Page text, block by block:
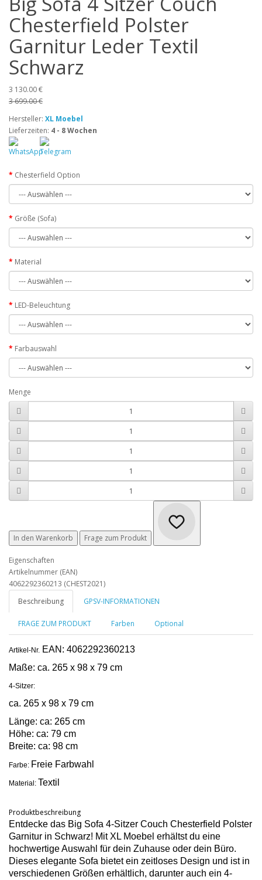
Chesterfield Polster
Garnitur Leder Textil
Schwarz
3 130.00 €
3 699.00 €
Hersteller: XL Moebel
Lieferzeiten: 4 - 8 Wochen
Chesterfield Option
Größe (Sofa)
Material
LED-Beleuchtung
Farbauswahl
Menge
In den Warenkorb Frage zum Produkt
Eigenschaften
Artikelnummer (EAN)
4062292360213 (CHEST2021)
Beschreibung
GPSV-INFORMATIONEN
FRAGE ZUM PRODUKT Farben Optional
Artikel-Nr. EAN: 4062292360213
Maße: ca. 265 x 98 x 79 cm
4-Sitzer:
ca. 265 x 98 x 79 cm
Länge: ca: 265 cm
Höhe: ca: 79 cm
Breite: ca: 98 cm
Farbe: Freie Farbwahl
Material: Textil
Produktbeschreibung
Entdecke das Big Sofa 4-Sitzer Couch Chesterfield Polster
Garnitur in Schwarz! Mit XL Moebel erhältst du eine
hochwertige Auswahl für dein Zuhause oder dein Büro.
Dieses elegante Sofa bietet ein zeitloses Design und ist in
verschiedenen Größen erhältlich, darunter auch ein 4-